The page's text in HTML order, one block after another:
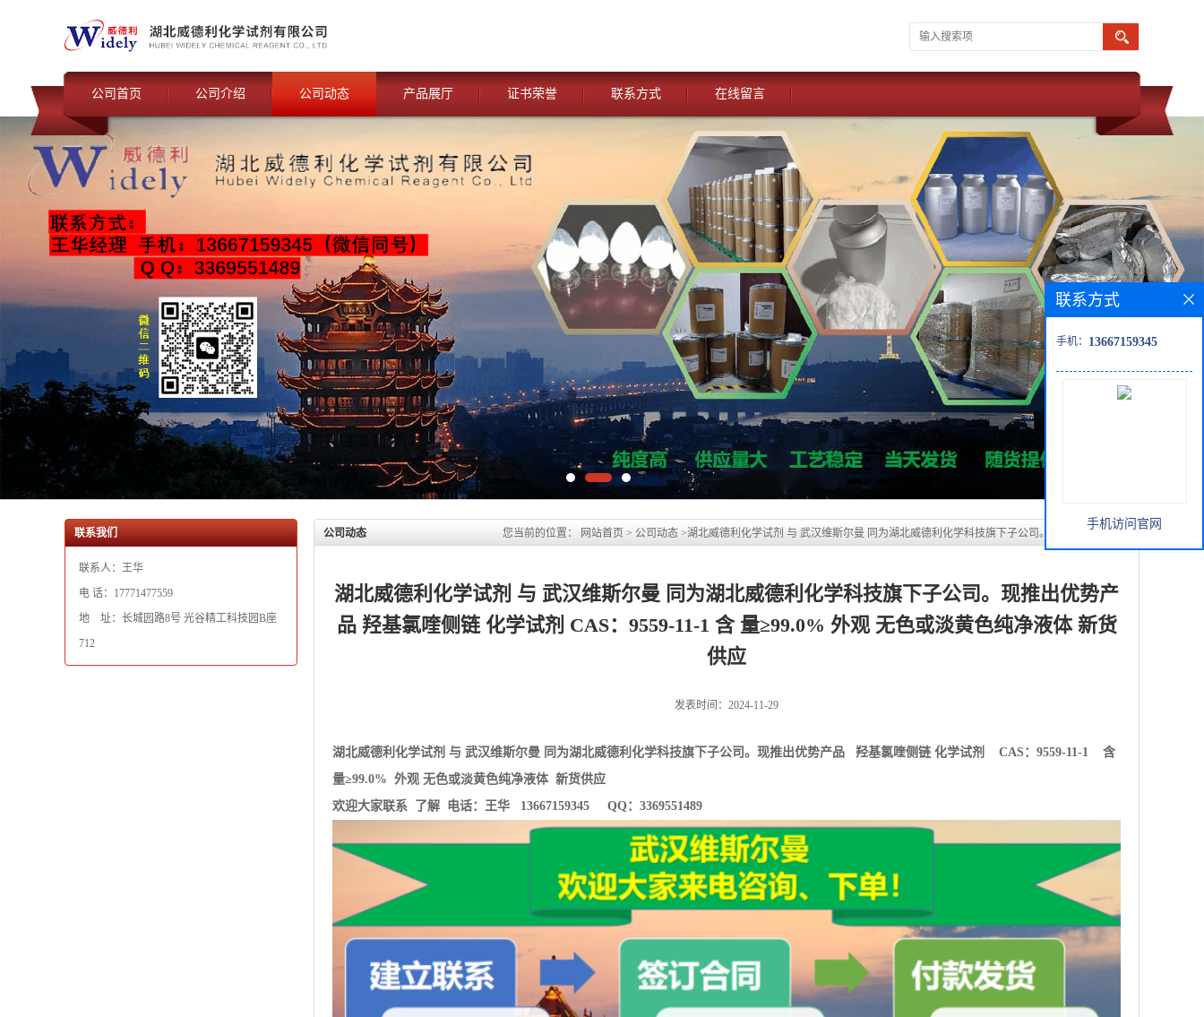
公司首页 公司介绍 公司动态 产品展厅 证书荣誉 联系方式 在线留言
联系我们
联系人：王华
电 话：17771477559
地 址：长城园路8号 光谷精工科技园B座
公司动态 您当前的位置： 网站首页 >湖北威德利化学试剂 与 武汉维斯尔曼 同为湖北威德利化学科技旗下子公司。现推出优势产品
羟基氯喹侧链 化学试剂 CAS：9559-11-1 含 量≥99.0% 外观 无色或淡黄色纯净液体 新货供应
湖北威德利化学试剂 与 武汉维斯尔曼 同为湖北威德利化学科技旗下子公司。现推出优势产
品 羟基氯喹侧链 化学试剂 CAS：9559-11-1 含 量≥99.0% 外观 无色或淡黄色纯净液体 新货
供应
发表时间：2024-11-29
湖北威德利化学试剂 与 武汉维斯尔曼 同为湖北威德利化学科技旗下子公司。现推出优势产品
羟基氯喹侧链 化学试剂 CAS：9559-11-1 含
量≥99.0% 外观 无色或淡黄色纯净液体 新货供应
联系方式
手机： 13667159345
手机访问官网